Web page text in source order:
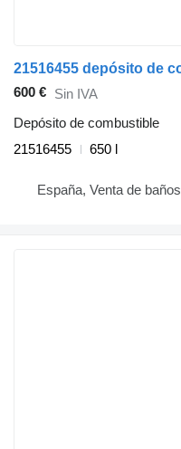
600 € Sin IVA
Depósito de combustible
21516455
650 l
España, Venta de baños